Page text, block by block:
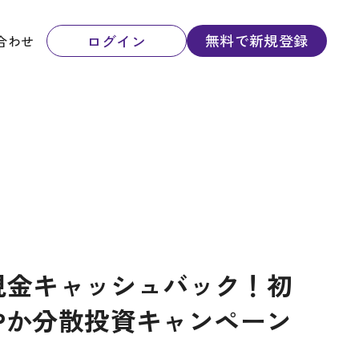
わせ ログイン 無料で新規登録
金キャッシュバック！初
分散投資キャンペーン